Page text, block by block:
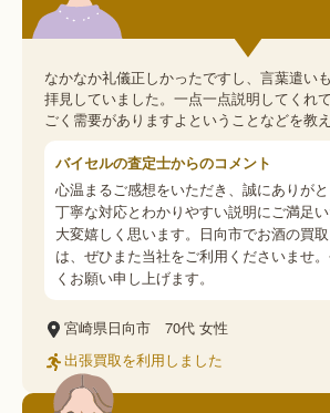
なかなか礼儀正しかったですし、言葉遣い
拝見していました。一点一点説明してくれ
ごく需要がありますよということなどを教
バイセルの査定士からのコメント
心温まるご感想をいただき、誠にありがと
丁寧な対応とわかりやすい説明にご満足い
大変嬉しく思います。日向市でお酒の買
は、ぜひまた当社をご利用くださいませ
くお願い申し上げます。
宮崎県日向市 70代 女性
出張買取を利用しました